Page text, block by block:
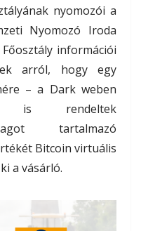
nyomozói a
Nyomozó Iroda
információi
arról, hogy egy
– a Dark weben
is rendeltek
tartalmazó
Bitcoin virtuális
a vásárló.